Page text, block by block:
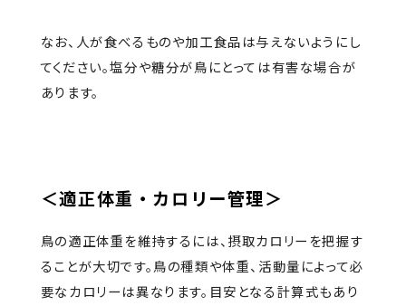
なお、人が食べるものや加工食品は与えないようにし
てください。塩分や糖分が鳥にとっては有害な場合が
あります。
＜適正体重・カロリー管理＞
鳥の適正体重を維持するには、摂取カロリーを把握す
ることが大切です。鳥の種類や体重、活動量によって必
要なカロリーは異なります。目安となる計算式もあり